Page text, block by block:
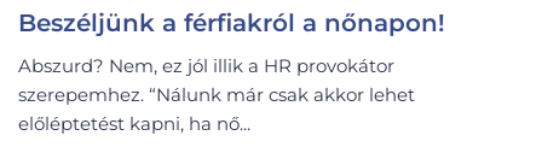
Beszéljünk a férfiakról a nőnapon!
Abszurd? Nem, ez jól illik a HR provokátor
szerepemhez. “Nálunk már csak akkor lehet
előléptetést kapni, ha nő...